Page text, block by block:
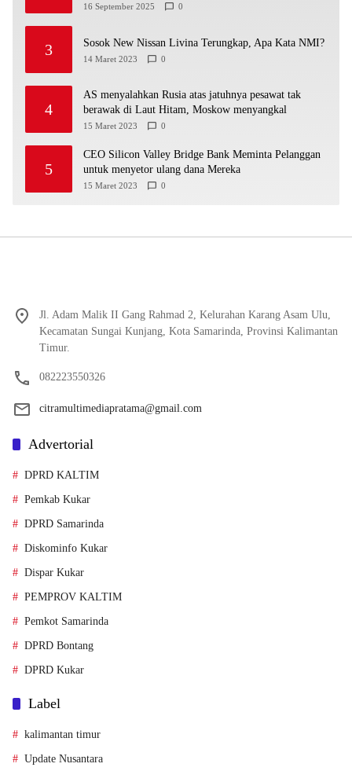
16 September 2025 0
3 Sosok New Nissan Livina Terungkap, Apa Kata NMI?
14 Maret 2023 0
4
AS menyalahkan Rusia atas jatuhnya pesawat tak
berawak di Laut Hitam, Moskow menyangkal
15 Maret 2023 0
5
CEO Silicon Valley Bridge Bank Meminta Pelanggan
untuk menyetor ulang dana Mereka
15 Maret 2023 0
Jl. Adam Malik II Gang Rahmad 2, Kelurahan Karang Asam Ulu,
Kecamatan Sungai Kunjang, Kota Samarinda, Provinsi Kalimantan
Timur.
082223550326
citramultimediapratama@gmail.com
Advertorial
DPRD KALTIM
Pemkab Kukar
DPRD Samarinda
Diskominfo Kukar
Dispar Kukar
PEMPROV KALTIM
Pemkot Samarinda
DPRD Bontang
DPRD Kukar
Label
kalimantan timur
Update Nusantara